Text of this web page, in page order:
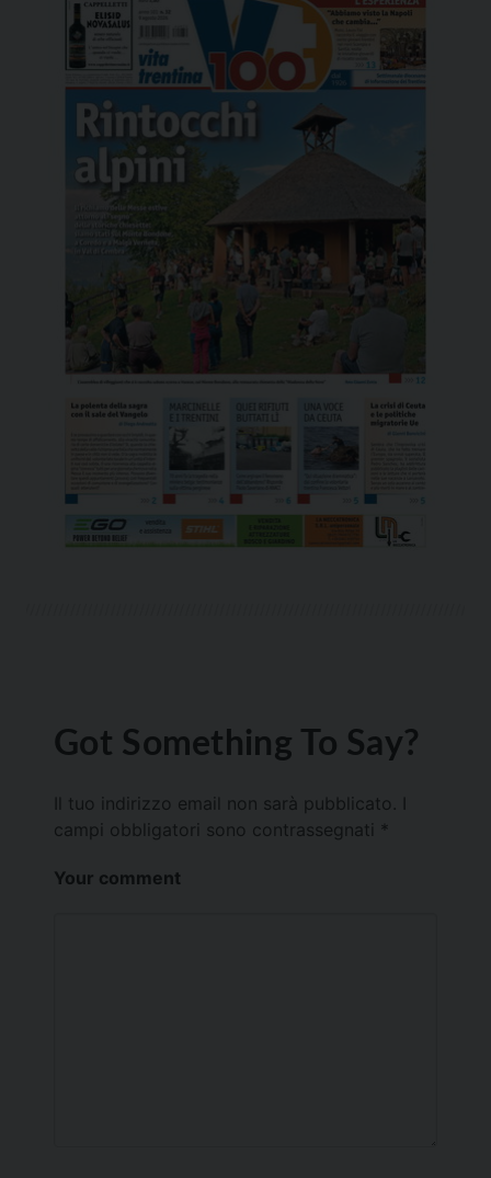
Got Something To Say?
Il tuo indirizzo email non sarà pubblicato.
campi obbligatori sono contrassegnati *
Your comment